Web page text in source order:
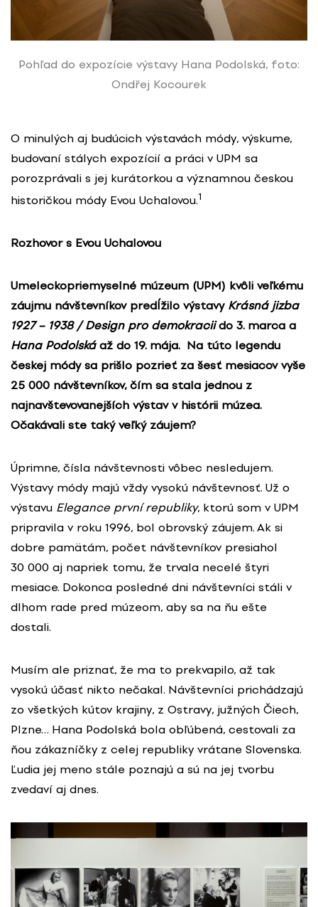
Pohľad do expozície výstavy Hana Podolská, foto:
Ondřej Kocourek
O minulých aj budúcich výstavách módy, výskume,
budovaní stálych expozícií a práci v UPM sa
porozprávali s jej kurátorkou a významnou českou
historičkou módy Evou Uchalovou.1
Rozhovor s Evou Uchalovou
Umeleckopriemyselné múzeum (UPM) kvôli veľkému
záujmu návštevníkov predĺžilo výstavy Krásná jizba
1927 – 1938 / Design pro demokraciido 3. marca a
Hana Podolskáaž do 19. mája. Na túto legendu
českej módy sa prišlo pozrieť za šesť mesiacov vyše
25 000 návštevníkov, čím sa stala jednou z
najnavštevovanejších výstav v histórii múzea.
Očakávali ste taký veľký záujem?
Úprimne, čísla návštevnosti vôbec nesledujem.
Výstavy módy majú vždy vysokú návštevnosť. Už o
výstavu Elegance první republiky, ktorú som v UPM
pripravila v roku 1996, bol obrovský záujem. Ak si
dobre pamätám, počet návštevníkov presiahol
30 000 aj napriek tomu, že trvala necelé štyri
mesiace. Dokonca posledné dni návštevníci stáli v
dlhom rade pred múzeom, aby sa na ňu ešte
dostali.
Musím ale priznať, že ma to prekvapilo, až tak
vysokú účasť nikto nečakal. Návštevníci prichádzajú
zo všetkých kútov krajiny, z Ostravy, južných Čiech,
Plzne… Hana Podolská bola obľúbená, cestovali za
ňou zákazníčky z celej republiky vrátane Slovenska.
Ľudia jej meno stále poznajú a sú na jej tvorbu
zvedaví aj dnes.